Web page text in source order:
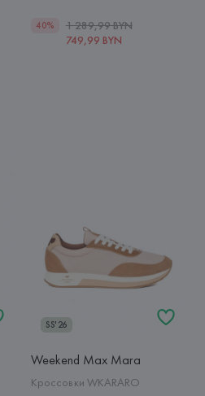
40%
1 289,99 BYN
749,99 BYN
SS'26
Weekend Max Mara
Кроссовки WKARARO